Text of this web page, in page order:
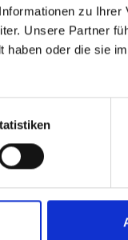
zu Ihrer
Unsere Partner
oder die sie
zum